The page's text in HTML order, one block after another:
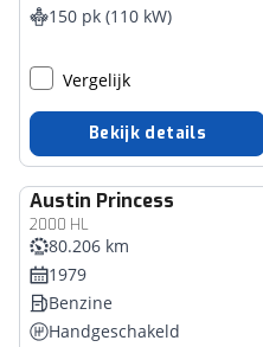
150 pk (110 kW)
Vergelijk
Bekijk details
Austin Princess
2000 HL
80.206 km
1979
Benzine
Handgeschakeld